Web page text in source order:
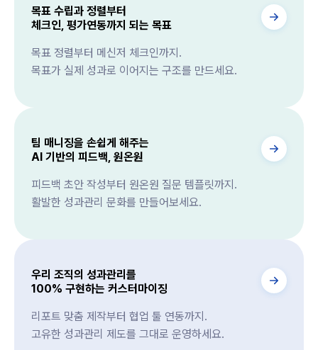
목표 수립과 정렬부터
체크인, 평가연동까지 되는 목표
목표 정렬부터 메신저 체크인까지.
목표가 실제 성과로 이어지는 구조를 만드세요.
팀 매니징을 손쉽게 해주는
AI 기반의 피드백, 원온원
피드백 초안 작성부터 원온원 질문 템플릿까지.
활발한 성과관리 문화를 만들어보세요.
우리 조직의 성과관리를
100% 구현하는 커스터마이징
리포트 맞춤 제작부터 협업 툴 연동까지.
고유한 성과관리 제도를 그대로 운영하세요.